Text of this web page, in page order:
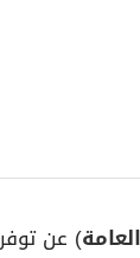
) عن